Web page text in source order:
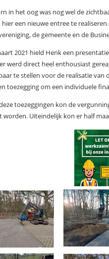
in het oog was nog wel de
hier een nieuwe entree te
de gemeente en de
2021 hield Henk een
werd direct heel enthousiast
te stellen voor de realisatie
toezegging om een individuele
toezeggingen kon de
worden. Uiteindelijk kon er half